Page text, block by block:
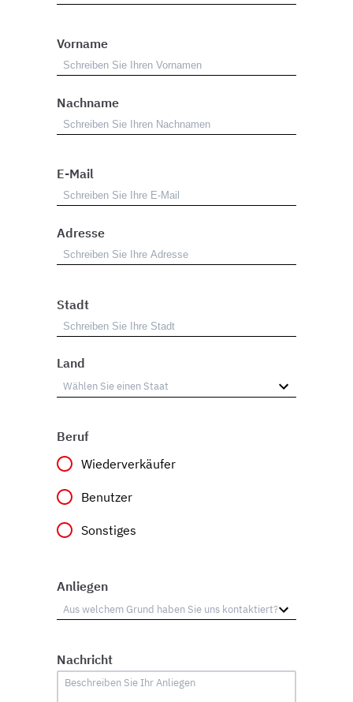
Vorname
Nachname
E-Mail
Adresse
Stadt
Land
Beruf
Wiederverkäufer
Benutzer
Sonstiges
Anliegen
Nachricht